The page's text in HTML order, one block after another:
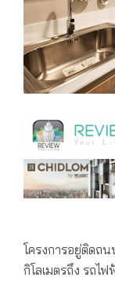
โครงการอยู่ติดถ
กิโลเมตรถึง รถไ